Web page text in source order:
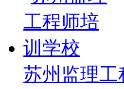
苏州监理